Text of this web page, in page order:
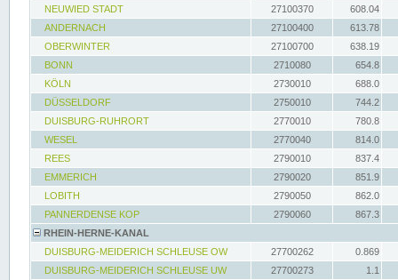
NEUWIED STADT
27100370
608.04
ANDERNACH
27100400
613.78
OBERWINTER
27100700
638.19
BONN
2710080
654.8
KÖLN
2730010
688.0
DÜSSELDORF
2750010
744.2
DUISBURG-RUHRORT
2770010
780.8
WESEL
2770040
814.0
REES
2790010
837.4
EMMERICH
2790020
851.9
LOBITH
2790050
862.0
PANNERDENSE KOP
2790060
867.3
RHEIN-HERNE-KANAL
DUISBURG-MEIDERICH SCHLEUSE OW
27700262
0.869
DUISBURG-MEIDERICH SCHLEUSE UW
27700273
1.1